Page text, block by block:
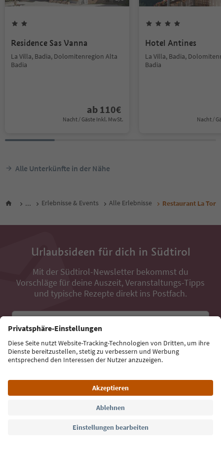
Residence Sas Vanna
La Villa, Badia, Dolomitenregion Alta
Badia
ab 110€
Nacht / Gäste Inkl. MwSt.
Hotel Antines
La Villa, Badia,
Badia
Nacht /
Alle Unterkünfte in der Nähe
... Erlebnisse & Events Alle Erlebnisse Restaurant La Tor
Urlaubsideen für dich in Südtirol
Mit der Südtirol-Newsletter bekommst du
Vorschläge für deine Auszeit, Veranstaltungs-Tipps
und typische Rezepte direkt ins Postfach.
Jetzt anmelden